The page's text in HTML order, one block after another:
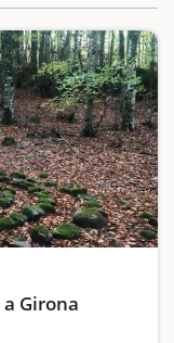
Girona